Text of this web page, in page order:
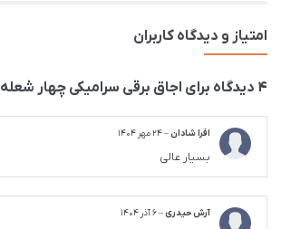
امتیاز و دیدگاه کاربران
4 دیدگاه برای اجاق برقی سرامیکی چهار شعله DST مدل T4-02
افرا شادان–24 مهر 1404
بسیار عالی
آرش حیدری–6 آذر 1404